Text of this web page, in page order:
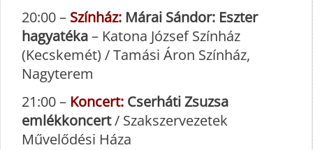
20:00 – Színház: Márai Sándor: Eszter
hagyatéka– Katona József Színház
(Kecskemét) / Tamási Áron Színház,
Nagyterem
21:00 – Koncert: Cserháti Zsuzsa
emlékkoncert/ Szakszervezetek
Művelődési Háza